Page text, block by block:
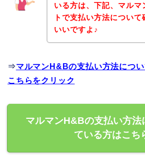
いる方は、下記、マル
トで支払い方法につい
いいですよ♪
⇒マルマンH&Bの支払い方法につ
こちらをクリック
マルマンH&Bの支払い方法
ている方はこち